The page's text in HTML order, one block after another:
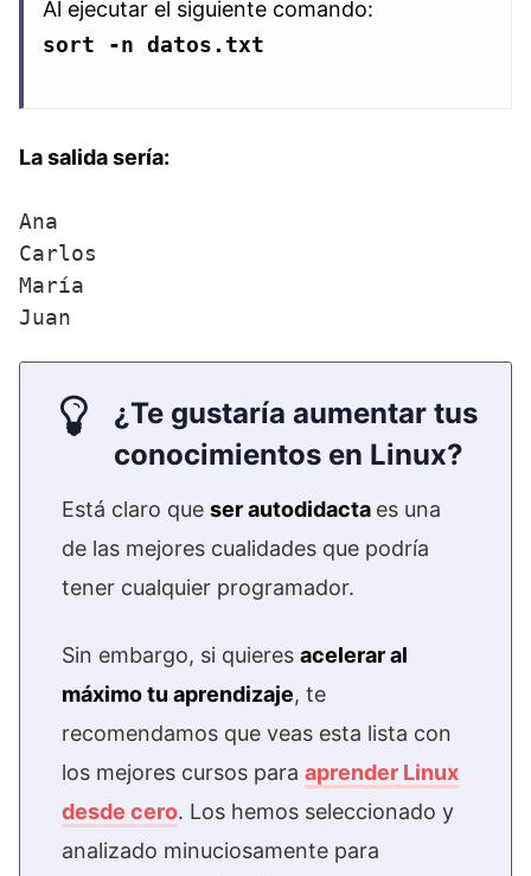
Al ejecutar el siguiente comando:
sort -n datos.txt
La salida sería:
Ana
Carlos
María
Juan
¿Te gustaría aumentar tus
conocimientos en Linux?
Está claro que ser autodidacta es una
de las mejores cualidades que podría
tener cualquier programador.
Sin embargo, si quieres acelerar al
máximo tu aprendizaje, te
recomendamos que veas esta lista con
los mejores cursos para aprender Linux
desde cero. Los hemos seleccionado y
analizado minuciosamente para